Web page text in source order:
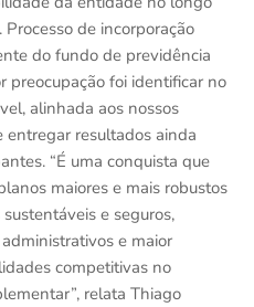
de incorporação
do fundo de previdência
preocupação foi identificar no
alinhada aos nossos
entregar resultados ainda
“É uma conquista que
maiores e mais robustos
e seguros,
e maior
competitivas no
relata Thiago